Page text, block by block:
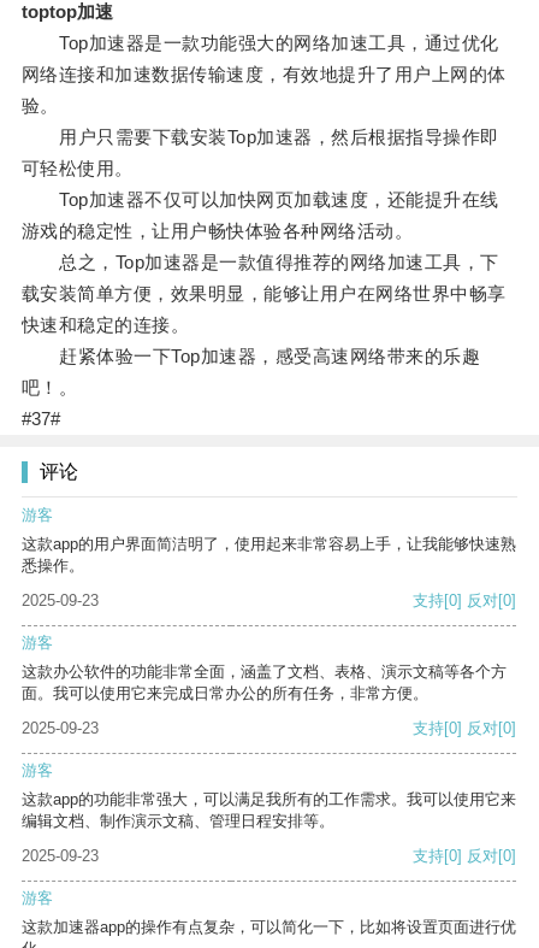
toptop加速
Top加速器是一款功能强大的网络加速工具，通过优化
网络连接和加速数据传输速度，有效地提升了用户上网的体
验。
用户只需要下载安装Top加速器，然后根据指导操作即
可轻松使用。
Top加速器不仅可以加快网页加载速度，还能提升在线
游戏的稳定性，让用户畅快体验各种网络活动。
总之，Top加速器是一款值得推荐的网络加速工具，下
载安装简单方便，效果明显，能够让用户在网络世界中畅享
快速和稳定的连接。
赶紧体验一下Top加速器，感受高速网络带来的乐趣
吧！。
#37#
评论
游客
这款app的用户界面简洁明了，使用起来非常容易上手，让我能够快速熟
悉操作。
2025-09-23
支持[0] 反对[0]
游客
这款办公软件的功能非常全面，涵盖了文档、表格、演示文稿等各个方
面。我可以使用它来完成日常办公的所有任务，非常方便。
2025-09-23
支持[0] 反对[0]
游客
这款app的功能非常强大，可以满足我所有的工作需求。我可以使用它来
编辑文档、制作演示文稿、管理日程安排等。
2025-09-23
支持[0] 反对[0]
游客
这款加速器app的操作有点复杂，可以简化一下，比如将设置页面进行优